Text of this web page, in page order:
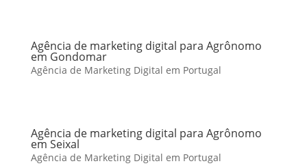
Agência de marketing digital para Agrônomo
em Gondomar
Agência de Marketing Digital em Portugal
Agência de marketing digital para Agrônomo
em Seixal
Agência de Marketing Digital em Portugal